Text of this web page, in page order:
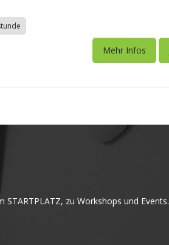
Mehr Infos
zu Workshops und Events.